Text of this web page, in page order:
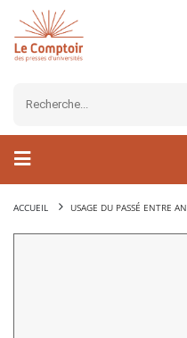
ACCUEIL USAGE DU PASSÉ ENTRE